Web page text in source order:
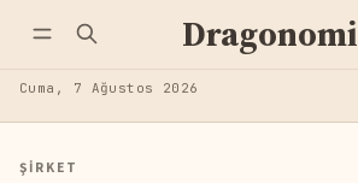
Dragonomi
Cuma, 7 Ağustos 2026
ŞIRKET